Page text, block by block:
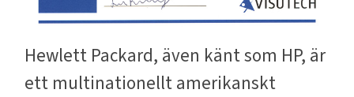
Hewlett Packard, även känt som HP, är
ett multinationellt amerikanskt